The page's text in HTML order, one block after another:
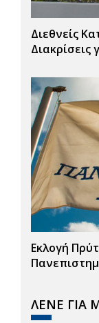
Διεθνείς
Διακρίσεις
Εκλογή
ΛΕΝΕ ΓΙΑ